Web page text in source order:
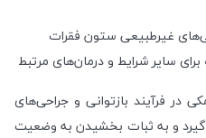
غیرطبیعی ستون فقرات
سایر شرایط و درمان‌های مرتبط
در فرآیند بازتوانی و جراحی‌های
و به ثبات بخشیدن به وضعیت